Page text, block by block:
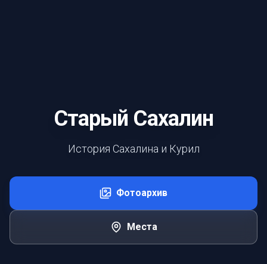
Старый Сахалин
История Сахалина и Курил
Фотоархив
Места